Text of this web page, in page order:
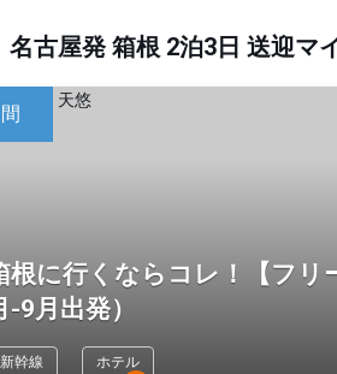
名古屋発 箱根 2泊3日 送迎マ
根に行くならコレ！【フ
-9月出発）
新幹線
ホテル